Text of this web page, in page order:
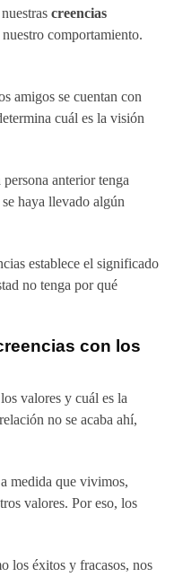
creencias
nuestro comportamiento.
amigos se cuentan con
cuál es la visión
anterior tenga
haya llevado algún
establece el significado
no tenga por qué
con los
valores y cuál es la
no se acaba ahí,
medida que vivimos,
valores. Por eso, los
los éxitos y fracasos, nos